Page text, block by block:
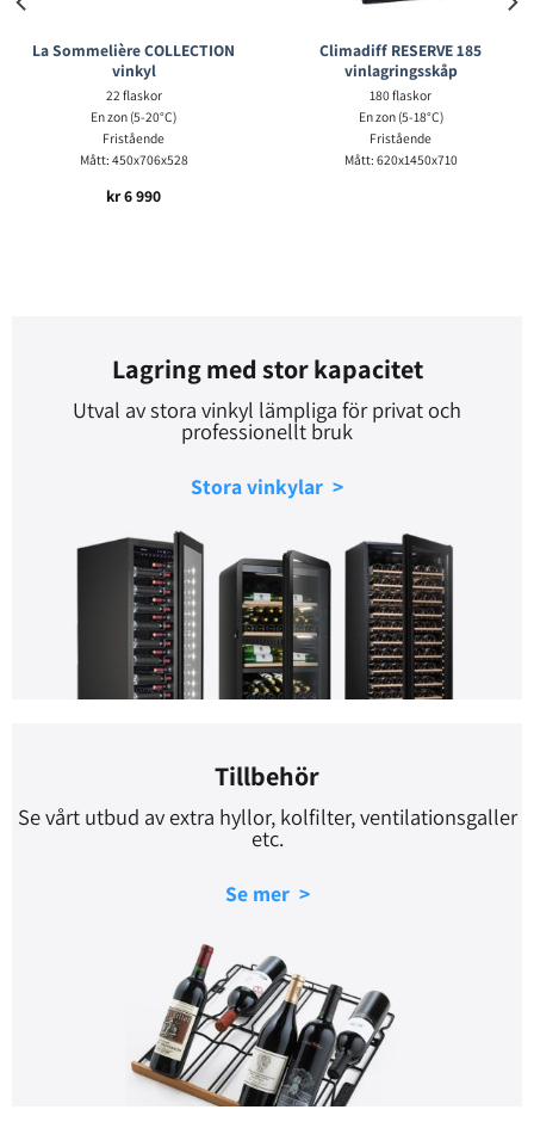
La Sommelière COLLECTION
vinkyl
22 flaskor
En zon (5-20°C)
Fristående
Mått: 450x706x528
kr6 990
Climadiff RESERVE 185
vinlagringsskåp
180 flaskor
En zon (5-18°C)
Fristående
Mått: 620x1450x710
Lagring med stor kapacitet
Utval av stora vinkyl lämpliga för privat och
professionellt bruk
Stora vinkylar >
Tillbehör
Se vårt utbud av extra hyllor, kolfilter, ventilationsgaller
etc.
Se mer >